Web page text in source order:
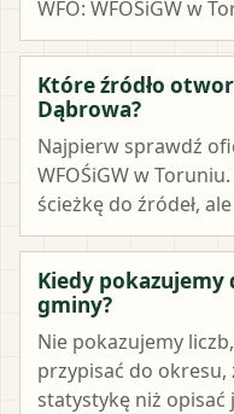
WFO: WFOŚiGW w
Które źródło
Dąbrowa?
Najpierw sprawdź
WFOŚiGW w
ścieżkę do źródeł,
Kiedy pokazujemy
gminy?
Nie pokazujemy
przypisać do okresu,
statystykę niż opisać